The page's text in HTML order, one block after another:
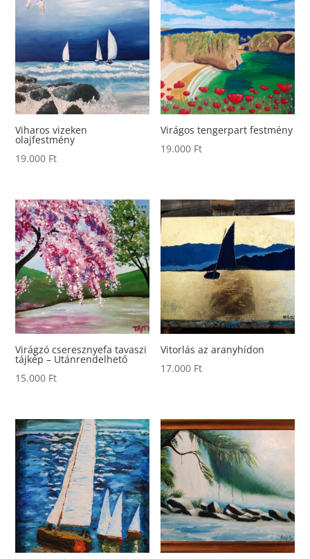
Viharos vizeken
olajfestmény
19.000 Ft
Virágos tengerpart festmény
19.000 Ft
Virágzó cseresznyefa tavaszi
tájkép – Utánrendelhető
15.000 Ft
Vitorlás az aranyhídon
17.000 Ft